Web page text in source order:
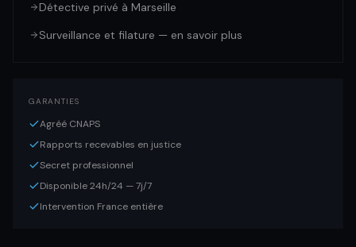
Détective privé à Marseille
Surveillance et filature — en savoir plus
GARANTIES
Agréé CNAPS
Rapports recevables en justice
Secret professionnel
Disponible 24h/24 — 7j/7
Intervention France entière